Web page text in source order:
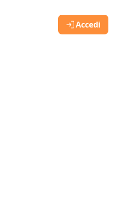
Accedi